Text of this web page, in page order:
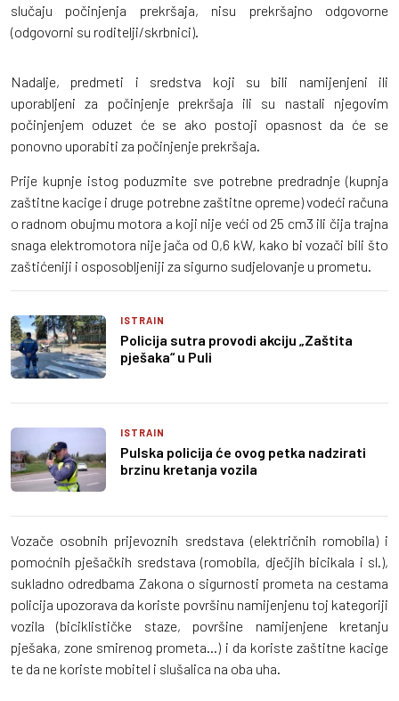
slučaju počinjenja prekršaja, nisu prekršajno odgovorne
(odgovorni su roditelji/skrbnici).
Nadalje, predmeti i sredstva koji su bili namijenjeni ili
uporabljeni za počinjenje prekršaja ili su nastali njegovim
počinjenjem oduzet će se ako postoji opasnost da će se
ponovno uporabiti za počinjenje prekršaja.
Prije kupnje istog poduzmite sve potrebne predradnje (kupnja
zaštitne kacige i druge potrebne zaštitne opreme) vodeći računa
o radnom obujmu motora a koji nije veći od 25 cm3 ili čija trajna
snaga elektromotora nije jača od 0,6 kW, kako bi vozači bili što
zaštićeniji i osposobljeniji za sigurno sudjelovanje u prometu.
ISTRAIN
Policija sutra provodi akciju „Zaštita
pješaka“ u Puli
ISTRAIN
Pulska policija će ovog petka nadzirati
brzinu kretanja vozila
Vozače osobnih prijevoznih sredstava (električnih romobila) i
pomoćnih pješačkih sredstava (romobila, dječjih bicikala i sl.),
sukladno odredbama Zakona o sigurnosti prometa na cestama
policija upozorava da koriste površinu namijenjenu toj kategoriji
vozila (biciklističke staze, površine namijenjene kretanju
pješaka, zone smirenog prometa...) i da koriste zaštitne kacige
te da ne koriste mobitel i slušalica na oba uha.